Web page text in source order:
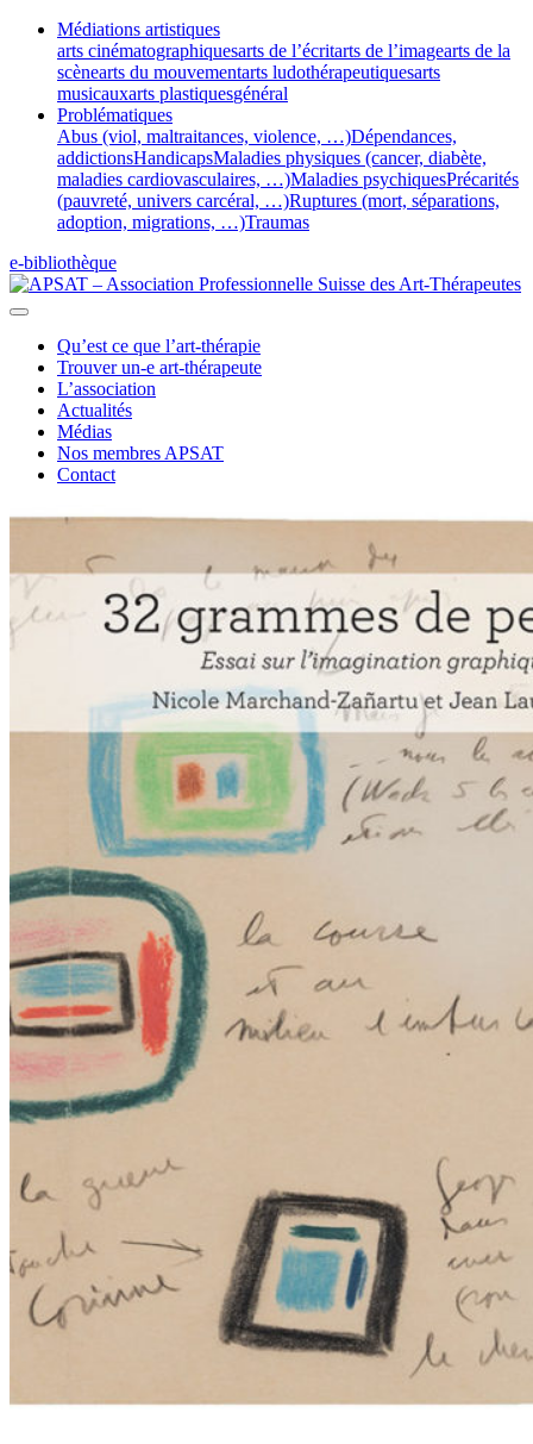
Médiations artistiques
arts cinématographiquesarts de l’écritarts de l’imagearts de la
scènearts du mouvementarts ludothérapeutiquesarts
musicauxarts plastiquesgénéral
Problématiques
Abus (viol, maltraitances, violence, …)Dépendances,
addictionsHandicapsMaladies physiques (cancer, diabète,
maladies cardiovasculaires, …)Maladies psychiquesPrécarités
(pauvreté, univers carcéral, …)Ruptures (mort, séparations,
adoption, migrations, …)Traumas
e-bibliothèque
Qu’est ce que l’art-thérapie
Trouver un-e art-thérapeute
L’association
Actualités
Médias
Nos membres APSAT
Contact